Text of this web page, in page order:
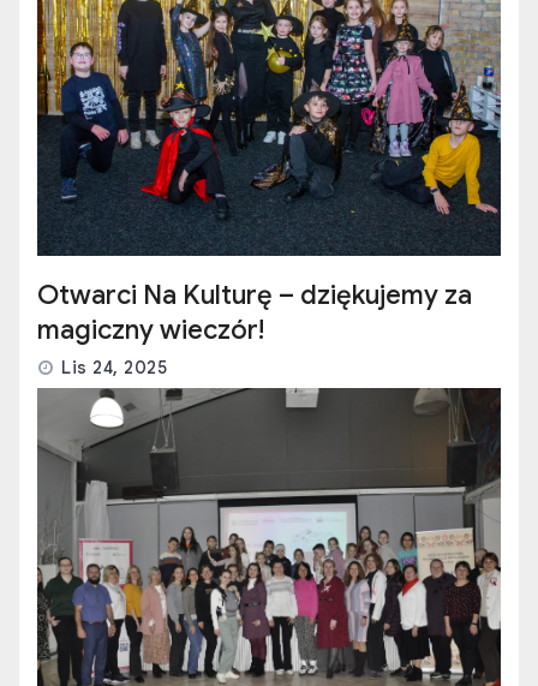
Otwarci Na Kulturę – dziękujemy za
magiczny wieczór!
Lis 24, 2025